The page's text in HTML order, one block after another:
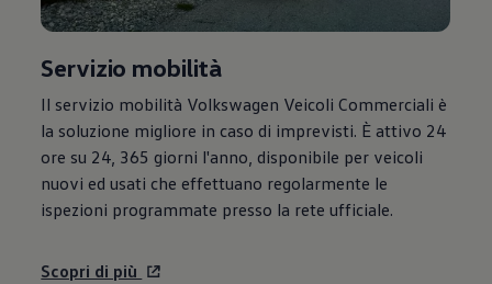
Servizio mobilità
Il servizio mobilità Volkswagen Veicoli Commerciali è
la soluzione migliore in caso di imprevisti. È attivo 24
ore su 24, 365 giorni l'anno, disponibile per veicoli
nuovi ed usati che effettuano regolarmente le
ispezioni programmate presso la rete ufficiale.
Scopri di più